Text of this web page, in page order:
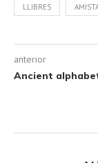
LLIBRES
anterior
Ancient